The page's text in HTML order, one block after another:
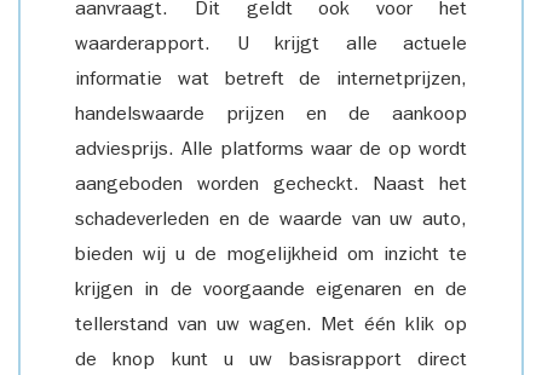
aanvraagt. Dit geldt ook voor het
waarderapport. U krijgt alle actuele
informatie wat betreft de internetprijzen,
handelswaarde prijzen en de aankoop
adviesprijs. Alle platforms waar de op wordt
aangeboden worden gecheckt. Naast het
schadeverleden en de waarde van uw auto,
bieden wij u de mogelijkheid om inzicht te
krijgen in de voorgaande eigenaren en de
tellerstand van uw wagen. Met één klik op
de knop kunt u uw basisrapport direct